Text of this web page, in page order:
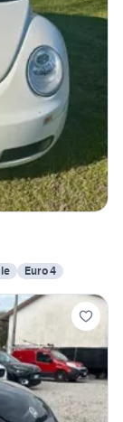
Euro 4